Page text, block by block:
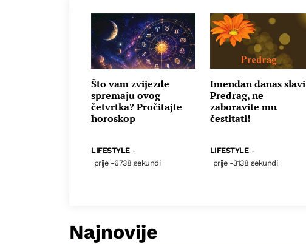
Što vam zvijezde
spremaju ovog
četvrtka? Pročitajte
horoskop
LIFESTYLE -
prije -6738 sekundi
Imendan danas slavi
Predrag, ne
zaboravite mu
čestitati!
LIFESTYLE -
prije -3138 sekundi
Najnovije